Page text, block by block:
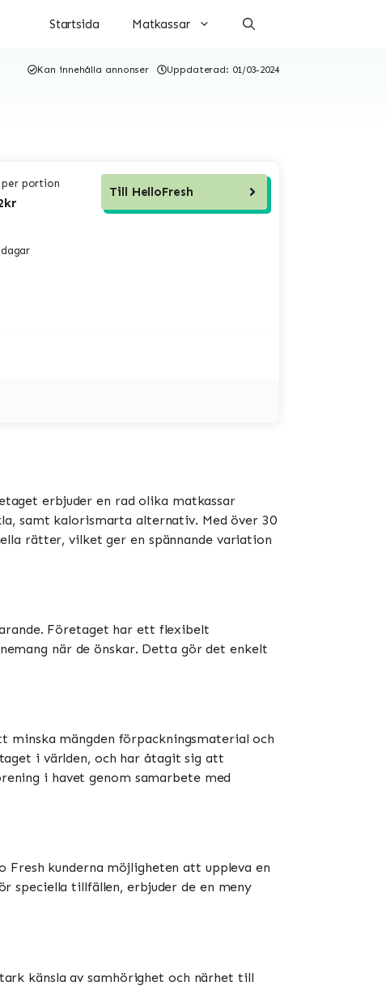
Startsida Matkassar
Kan innehålla annonser Uppdaterad: 01/03-2024
per portion
Till HelloFresh
erbjuder en rad olika matkassar
samt kalorismarta alternativ. Med över 30
rätter, vilket ger en spännande variation
Företaget har ett flexibelt
när de önskar. Detta gör det enkelt
mängden förpackningsmaterial och
i världen, och har åtagit sig att
i havet genom samarbete med
kunderna möjligheten att uppleva en
speciella tillfällen, erbjuder de en meny
känsla av samhörighet och närhet till